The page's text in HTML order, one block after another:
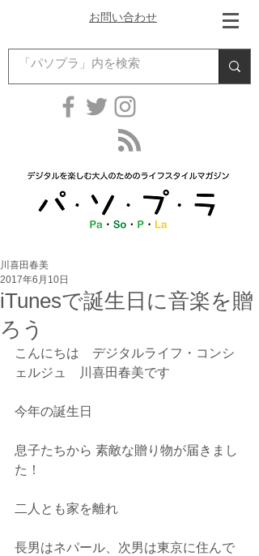
お問い合わせ
iTunesで誕生日に音楽を贈
ろう
川喜田春美
2017年6月10日
こんにちは　デジタルライフ・コンシ
ェルジュ　川喜田春美です
今年の誕生日
息子たちから 素敵な贈り物が届きまし
た！
二人とも家を離れ
長男はネパール、次男は東京に住んで